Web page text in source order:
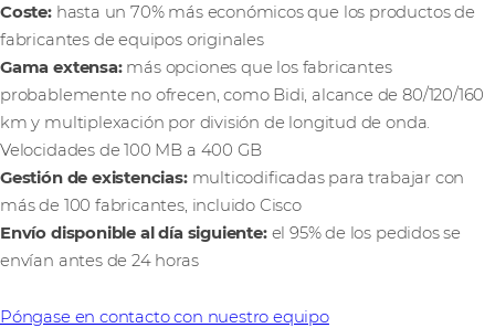
Coste:hasta un 70% más económicos que los productos de
fabricantes de equipos originales
Gama extensa:más opciones que los fabricantes
probablemente no ofrecen, como Bidi, alcance de 80/120/160
km y multiplexación por división de longitud de onda.
Velocidades de 100 MB a 400 GB
Gestión de existencias:multicodificadas para trabajar con
más de 100 fabricantes, incluido Cisco
Envío disponible al día siguiente:el 95% de los pedidos se
envían antes de 24 horas
Póngase en contacto con nuestro equipo